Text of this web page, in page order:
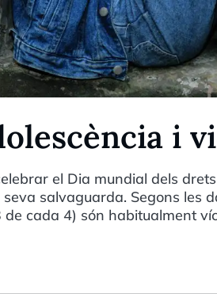
i
el Dia mundial dels
salvaguarda. Segons les
cada 4) són habitualment